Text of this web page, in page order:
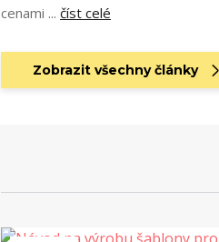
cenami ... číst celé
Zobrazit všechny články